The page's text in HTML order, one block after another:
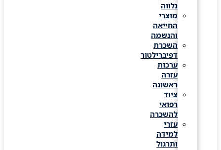
נלווה
מוצרי
החייאה
והנשמה
השכרת
דפיברילטור
ערכות
עזרה
ראשונה
ציוד
רפואי
להשכרה
עזרי
למידה
ותרגול